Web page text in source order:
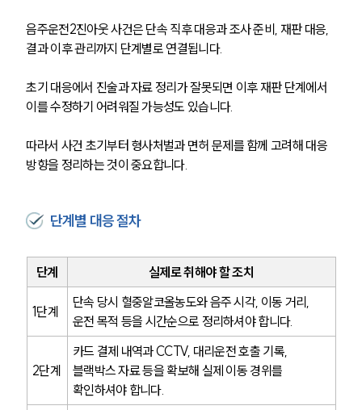
통합검색
AI대륜
업무사례
주요 업무사례
사례분석/최신동향
법률정보
법률지식인
음주교통사고대응부 업무
전체
구성원 소개
음주운전·교통사고전문변호사추천
음주운전2진아웃 사건은 단속 직후 대응과 조사 준비, 재판 대응,
결과 이후 관리까지 단계별로 연결됩니다.
초기 대응에서 진술과 자료 정리가 잘못되면 이후 재판 단계에서
이를 수정하기 어려워질 가능성도 있습니다.
따라서 사건 초기부터 형사처벌과 면허 문제를 함께 고려해 대응
방향을 정리하는 것이 중요합니다.
단계별 대응 절차
단계 실제로 취해야 할 조치
1단계
단속 당시 혈중알코올농도와 음주 시각, 이동 거리,
운전 목적 등을 시간순으로 정리하셔야 합니다.
2단계
카드 결제 내역과 CCTV, 대리운전 호출 기록,
블랙박스 자료 등을 확보해 실제 이동 경위를
확인하셔야 합니다.